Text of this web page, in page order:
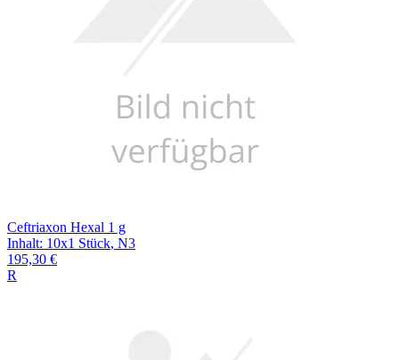
Ceftriaxon Hexal 1 g
Inhalt: 10x1 Stück, N3
195,30 €
R